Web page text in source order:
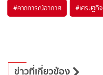
#คาดการณ์อากาศ #เศรษฐกิจ
ข่าวที่เกี่ยวข้อง